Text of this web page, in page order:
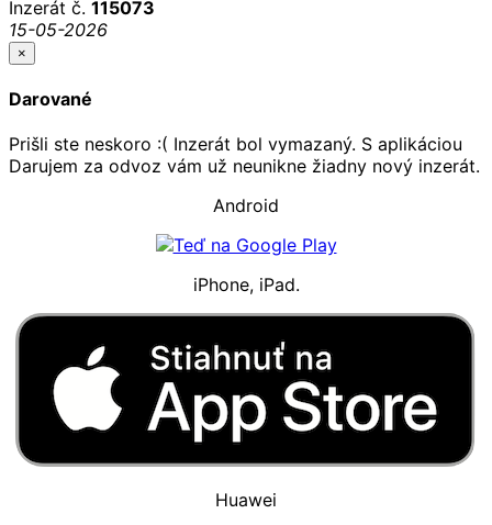
Inzerát č. 115073
15-05-2026
×
Darované
Prišli ste neskoro :( Inzerát bol vymazaný. S aplikáciou
Darujem za odvoz vám už neunikne žiadny nový inzerát.
Android
iPhone, iPad.
Huawei